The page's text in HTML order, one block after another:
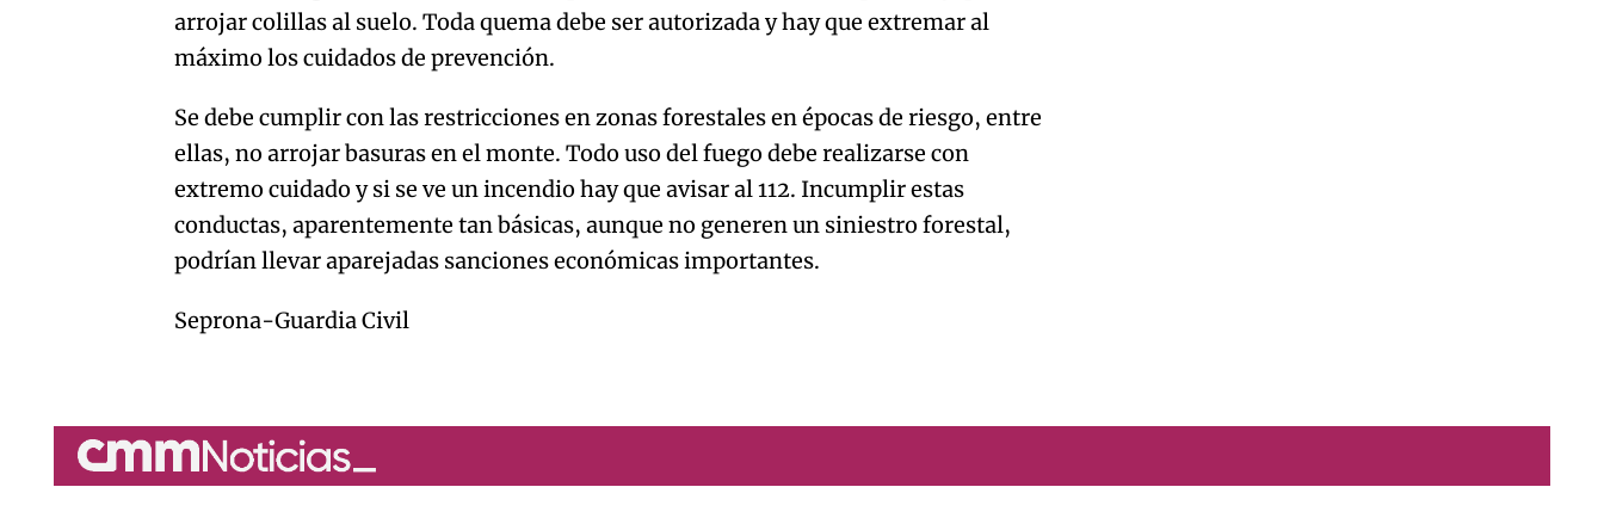
arrojar colillas al suelo. Toda quema debe ser autorizada y hay que extremar al
máximo los cuidados de prevención.
Se debe cumplir con las restricciones en zonas forestales en épocas de riesgo, entre
ellas, no arrojar basuras en el monte. Todo uso del fuego debe realizarse con
extremo cuidado y si se ve un incendio hay que avisar al 112. Incumplir estas
conductas, aparentemente tan básicas, aunque no generen un siniestro forestal,
podrían llevar aparejadas sanciones económicas importantes.
Seprona-Guardia Civil